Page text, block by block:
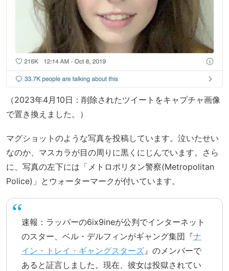
（2023年4月10日：削除されたツイートをキャプチャ画像
で置き換えました。）
マグショットのような写真を投稿しています。泣いたせい
なのか、マスカラが目の周りに黒くにじんでいます。さら
に、写真の左下には「メトロポリタン警察(Metropolitan
Police)」とウォーターマークが付いています。
速報：ラッパーの6ix9ineが公判でインターネット
のスター、ベル・デルフィンがギャング集団『ナ
イン・トレイ・ギャングスターズ』のメンバーで
あると証言しました。現在、彼女は投獄されてい